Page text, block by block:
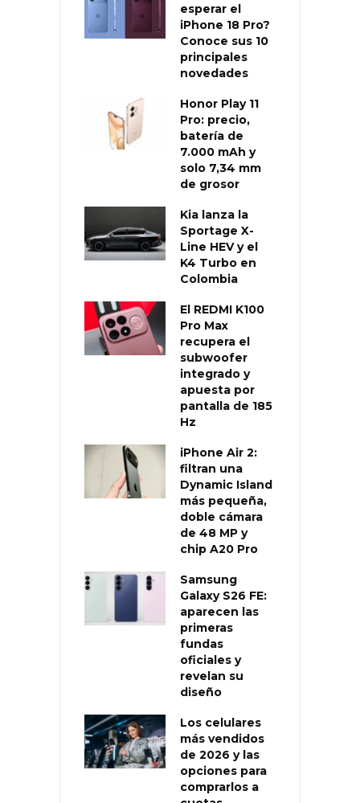
esperar el
iPhone 18 Pro?
Conoce sus 10
principales
novedades
Honor Play 11
Pro: precio,
batería de
7.000 mAh y
solo 7,34 mm
de grosor
Kia lanza la
Sportage X-
Line HEV y el
K4 Turbo en
Colombia
El REDMI K100
Pro Max
recupera el
subwoofer
integrado y
apuesta por
pantalla de 185
Hz
iPhone Air 2:
filtran una
Dynamic Island
más pequeña,
doble cámara
de 48 MP y
chip A20 Pro
Samsung
Galaxy S26 FE:
aparecen las
primeras
fundas
oficiales y
revelan su
diseño
Los celulares
más vendidos
de 2026 y las
opciones para
comprarlos a